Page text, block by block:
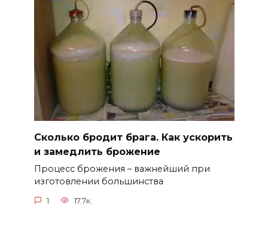
Сколько бродит брага. Как ускорить
и замедлить брожение
Процесс брожения – важнейший при
изготовлении большинства
1 17.7к.